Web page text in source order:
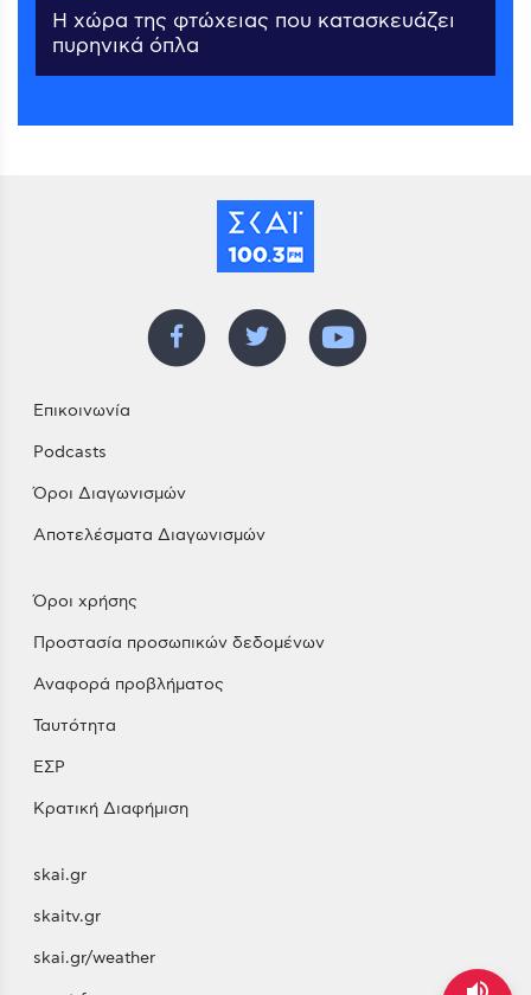
Η χώρα της φτώχειας που κατασκευάζει
πυρηνικά όπλα
Επικοινωνία
Podcasts
Όροι Διαγωνισμών
Αποτελέσματα Διαγωνισμών
Όροι χρήσης
Προστασία προσωπικών δεδομένων
Αναφορά προβλήματος
Ταυτότητα
ΕΣΡ
Κρατική Διαφήμιση
skai.gr
skaitv.gr
skai.gr/weather